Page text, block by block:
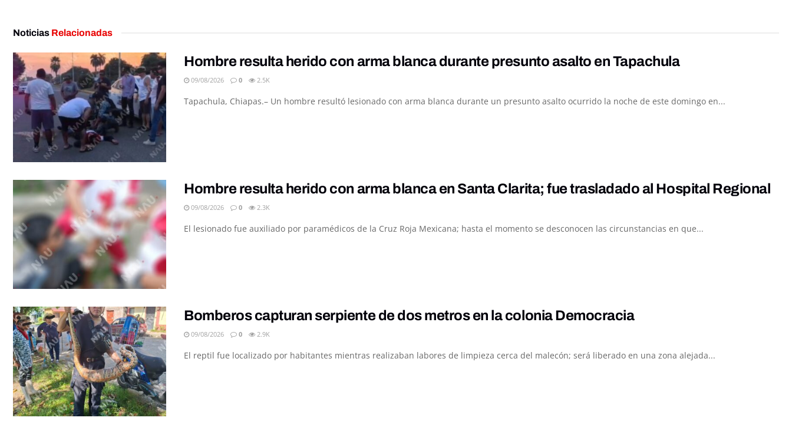
Noticias Relacionadas
Hombre resulta herido con arma blanca durante presunto asalto en Tapachula
09/08/2026 0 2.5K
Tapachula, Chiapas.– Un hombre resultó lesionado con arma blanca durante un presunto asalto ocurrido la noche de este domingo en...
Hombre resulta herido con arma blanca en Santa Clarita; fue trasladado al Hospital Regional
09/08/2026 0 2.3K
El lesionado fue auxiliado por paramédicos de la Cruz Roja Mexicana; hasta el momento se desconocen las circunstancias en que...
Bomberos capturan serpiente de dos metros en la colonia Democracia
09/08/2026 0 2.9K
El reptil fue localizado por habitantes mientras realizaban labores de limpieza cerca del malecón; será liberado en una zona alejada...